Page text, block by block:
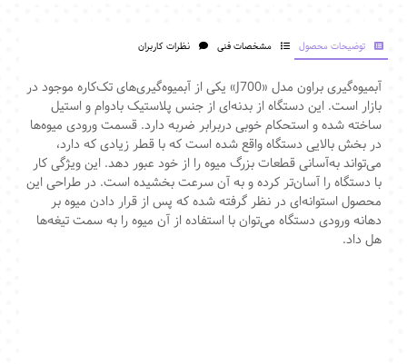
توضیحات محصول مشخصات فنی نظرات کاربران
آبمیوه‌گیری براون مدل‌‌‌ «J700»‌ یکی از آبمیوه‌گیری‌های تک‌کاره موجود در
بازار است. این دستگاه از بدنه‌ای از جنس پلاستیک بادوام و استیل
ساخته شده و استحکام خوبی دربرابر ضربه دارد. قسمت ورودی میوه‌ها
در بخش بالایی دستگاه واقع شده است که با قطر زیادی که دارد،
می‌تواند به‌آسانی قطعات بزرگ میوه را از خود عبور دهد. این ویژگی کار
با دستگاه را آسان‌تر کرده و به آن سرعت بخشیده است. در طراحی این
محصول استوانه‌ای در نظر گرفته شده که پس از قرار دادن میوه بر
دهانه ورودی دستگاه می‌توان با استفاده از آن میوه را به سمت تیغه‌ها
هل داد.